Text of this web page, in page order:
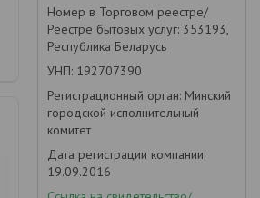
Номер в Торговом реестре/
Реестре бытовых услуг: 353193,
Республика Беларусь
УНП: 192707390
Регистрационный орган: Минский
городской исполнительный
комитет
Дата регистрации компании:
19.09.2016